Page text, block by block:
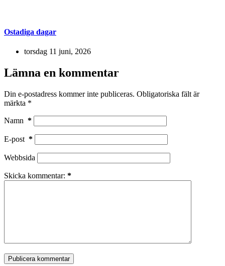
Ostadiga dagar
torsdag 11 juni, 2026
Lämna en kommentar
Din e-postadress kommer inte publiceras. Obligatoriska fält är
märkta *
Namn *
E-post *
Webbsida
Skicka kommentar: *
Publicera kommentar